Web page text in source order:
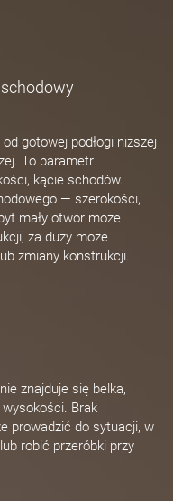
gotowej podłogi niższej
To parametr
kącie schodów.
— szerokości,
mały otwór może
za duży może
zmiany konstrukcji.
znajduje się belka,
Brak
prowadzić do sytuacji, w
robić przeróbki przy